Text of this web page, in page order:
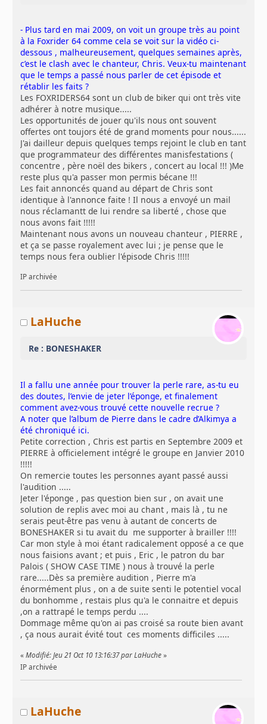
- Plus tard en mai 2009, on voit un groupe très au point
à la Foxrider 64 comme cela se voit sur la vidéo ci-
dessous , malheureusement, quelques semaines après,
c’est le clash avec le chanteur, Chris. Veux-tu maintenant
que le temps a passé nous parler de cet épisode et
rétablir les faits ?
Les FOXRIDERS64 sont un club de biker qui ont très vite
adhérer à notre musique.....
Les opportunités de jouer qu'ils nous ont souvent
offertes ont toujors été de grand moments pour nous......
J'ai dailleur depuis quelques temps rejoint le club en tant
que programmateur des différentes manisfestations (
concentre , père noël des bikers , concert au local !!! )Me
reste plus qu'a passer mon permis bécane !!!
Les fait annoncés quand au départ de Chris sont
identique à l'annonce faite ! Il nous a envoyé un mail
nous réclamantt de lui rendre sa liberté , chose que
nous avons fait !!!!!
Maintenant nous avons un nouveau chanteur , PIERRE ,
et ça se passe royalement avec lui ; je pense que le
temps nous fera oublier l'épisode Chris !!!!!
IP archivée
LaHuche
Re : BONESHAKER
Il a fallu une année pour trouver la perle rare, as-tu eu
des doutes, l’envie de jeter l’éponge, et finalement
comment avez-vous trouvé cette nouvelle recrue ?
A noter que l’album de Pierre dans le cadre d’Alkimya a
été chroniqué ici.
Petite correction , Chris est partis en Septembre 2009 et
PIERRE à officielement intégré le groupe en Janvier 2010
!!!!!
On remercie toutes les personnes ayant passé aussi
l'audition .....
Jeter l'éponge , pas question bien sur , on avait une
solution de replis avec moi au chant , mais là , tu ne
serais peut-être pas venu à autant de concerts de
BONESHAKER si tu avait du me supporter à brailler !!!!
Car mon style à moi étant radicalement opposé a ce que
nous faisions avant ; et puis , Eric , le patron du bar
Palois ( SHOW CASE TIME ) nous à trouvé la perle
rare.....Dès sa première audition , Pierre m'a
énormément plus , on a de suite senti le potentiel vocal
du bonhomme , restais plus qu'a le connaitre et depuis
,on a rattrapé le temps perdu ....
Dommage même qu'on ai pas croisé sa route bien avant
, ça nous aurait évité tout ces moments difficiles .....
«Modifié: Jeu 21 Oct 10 13:16:37 par LaHuche »
IP archivée
LaHuche